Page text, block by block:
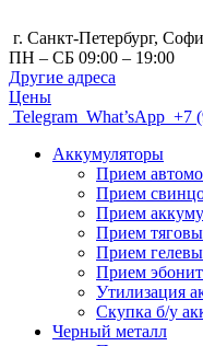
г. Санкт-Петербург,
ПН – СБ 09:00 – 19:00
Другие адреса
Цены
Telegram What’sApp +7
Аккумуляторы
Прием
Прием
Прием
Прием
Прием
Прием
Утилизация
Скупка б/у
Черный металл